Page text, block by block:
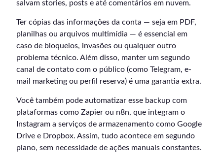
salvam stories, posts e até comentários em nuvem.
Ter cópias das informações da conta — seja em PDF,
planilhas ou arquivos multimídia — é essencial em
caso de bloqueios, invasões ou qualquer outro
problema técnico. Além disso, manter um segundo
canal de contato com o público (como Telegram, e-
mail marketing ou perfil reserva) é uma garantia extra.
Você também pode automatizar esse backup com
plataformas como Zapier ou n8n, que integram o
Instagram a serviços de armazenamento como Google
Drive e Dropbox. Assim, tudo acontece em segundo
plano, sem necessidade de ações manuais constantes.